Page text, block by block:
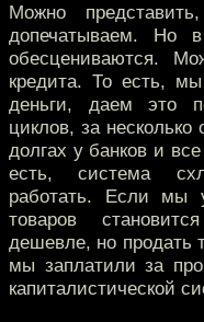
Можно
допечатываем. Но
обесцениваются.
кредита. То есть,
деньги, даем это
циклов, за несколько
долгах у банков и
есть, система
работать. Если мы
товаров
дешевле, но продать
мы заплатили за
капиталистической